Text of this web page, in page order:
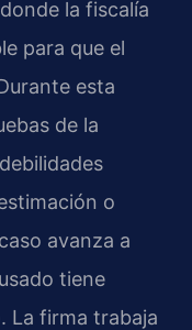
la fiscalía
para que el
esta
de la
o
avanza a
tiene
La firma trabaja